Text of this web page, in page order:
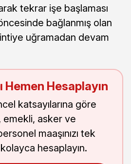
tekrar işe başlaması
bağlanmış olan
uğramadan devam
Hemen Hesaplayın
katsayılarına göre
emekli, asker ve
maaşınızı tek
hesaplayın.